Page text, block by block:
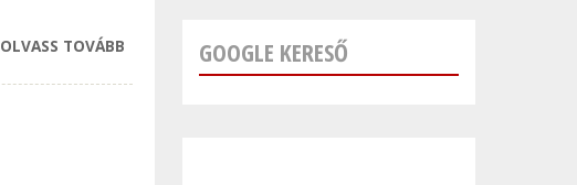
OLVASS TOVÁBB
KERTÖNTÖZÉSHEZ
GOOGLE KERESŐ